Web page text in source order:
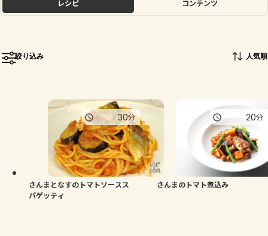
ホーム
トーク
よくあるお問い合わせ
お買い物
きゅうり なす トマト とうもろこし
ピーマン
レシピ コンテンツ
絞り込み 人気順
さんまとなすのトマトソースス
パゲッティ
30分
さんまのトマト煮込み
20分